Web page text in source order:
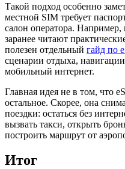
Такой подход особенно
местной SIM требует
салон оператора.
заранее читают
полезен отдельный гайд по
сценарии отдыха,
мобильный интернет.
Главная идея не в том, что
остальное. Скорее, она
поездки: остаться без
вызвать такси, открыть
построить маршрут от
Итог